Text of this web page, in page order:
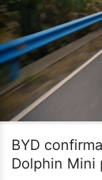
BYD
Dolphin Mini